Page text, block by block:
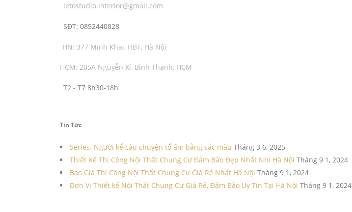
letostudio.interior@gmail.com
SĐT: 0852440828
HN: 377 Minh Khai, HBT, Hà Nội
HCM: 205A Nguyễn Xí, Bình Thạnh, HCM
T2 - T7 8h30-18h
Tin Tức
Series. Người kể câu chuyện tổ ấm bằng sắc màu Tháng 3 6, 2025
Thiết Kế Thi Công Nội Thất Chung Cư Đảm Bảo Đẹp Nhất Nhì Hà Nội Tháng 9 1, 2024
Báo Giá Thi Công Nội Thất Chung Cư Giá Rẻ Nhất Hà Nội Tháng 9 1, 2024
Đơn Vị Thiết kế Nội Thất Chung Cư Giá Rẻ, Đảm Bảo Uy Tín Tại Hà Nội Tháng 9 1, 2024